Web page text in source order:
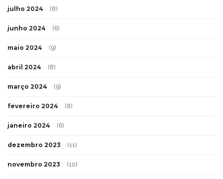
julho 2024 (8)
junho 2024 (6)
maio 2024 (9)
abril 2024 (8)
março 2024 (9)
fevereiro 2024 (8)
janeiro 2024 (6)
dezembro 2023 (11)
novembro 2023 (10)